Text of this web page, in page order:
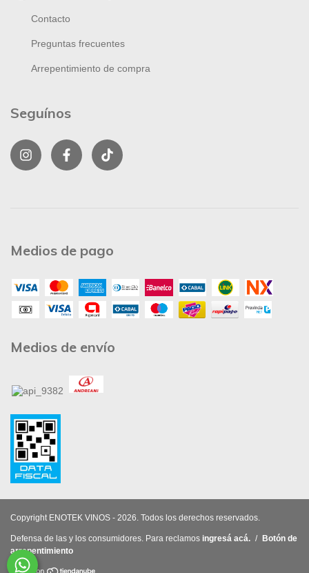
Contacto
Preguntas frecuentes
Arrepentimiento de compra
Seguínos
Medios de pago
Medios de envío
Copyright ENOTEK VINOS - 2026. Todos los derechos reservados.
Defensa de las y los consumidores. Para reclamos ingresá acá. / Botón de
arrepentimiento